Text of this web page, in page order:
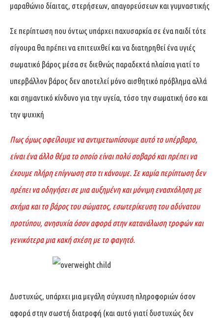
μαραθώνιο δίαιτας, στερήσεων, απαγορεύσεων και γυμναστικής
Σε περίπτωση που όντως υπάρχει παχυσαρκία σε ένα παιδί τότε
σίγουρα θα πρέπει να επιτευχθεί και να διατηρηθεί ένα υγιές
σωματικό βάρος μέσα σε διεθνώς παραδεκτά πλαίσια γιατί το
υπερβάλλον βάρος δεν αποτελεί μόνο αισθητικό πρόβλημα αλλά
και σημαντικό κίνδυνο για την υγεία, τόσο την σωματική όσο και
την ψυχική
Πως όμως οφείλουμε να αντιμετωπίσουμε αυτό το υπέρβαρο,
είναι ένα άλλο θέμα το οποίο είναι πολύ σοβαρό και πρέπει να
έχουμε πλήρη επίγνωση στο τι κάνουμε. Σε καμία περίπτωση δεν
πρέπει να οδηγήσει σε μια αυξημένη και μόνιμη ενασχόληση με
σχήμα και το βάρος του σώματος, εσωτερίκευση του αδύνατου
προτύπου, ανησυχία όσον αφορά στην κατανάλωση τροφών και
γενικότερα μια κακή σχέση με το φαγητό.
Δυστυχώς, υπάρχει μια μεγάλη σύγχυση πληροφοριών όσον
αφορά στην σωστή διατροφή (και αυτό γιατί δυστυχώς δεν